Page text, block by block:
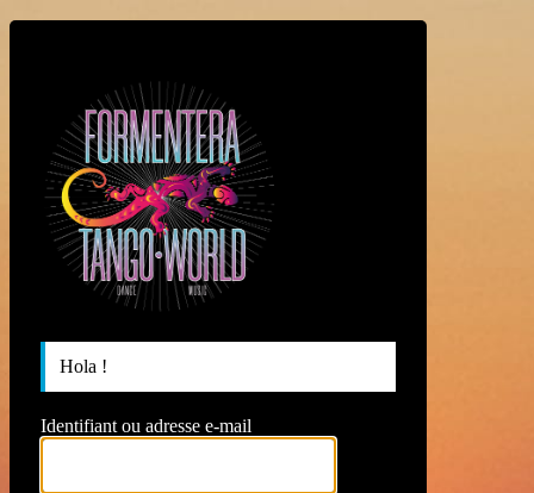
Hola !
Identifiant ou adresse e-mail